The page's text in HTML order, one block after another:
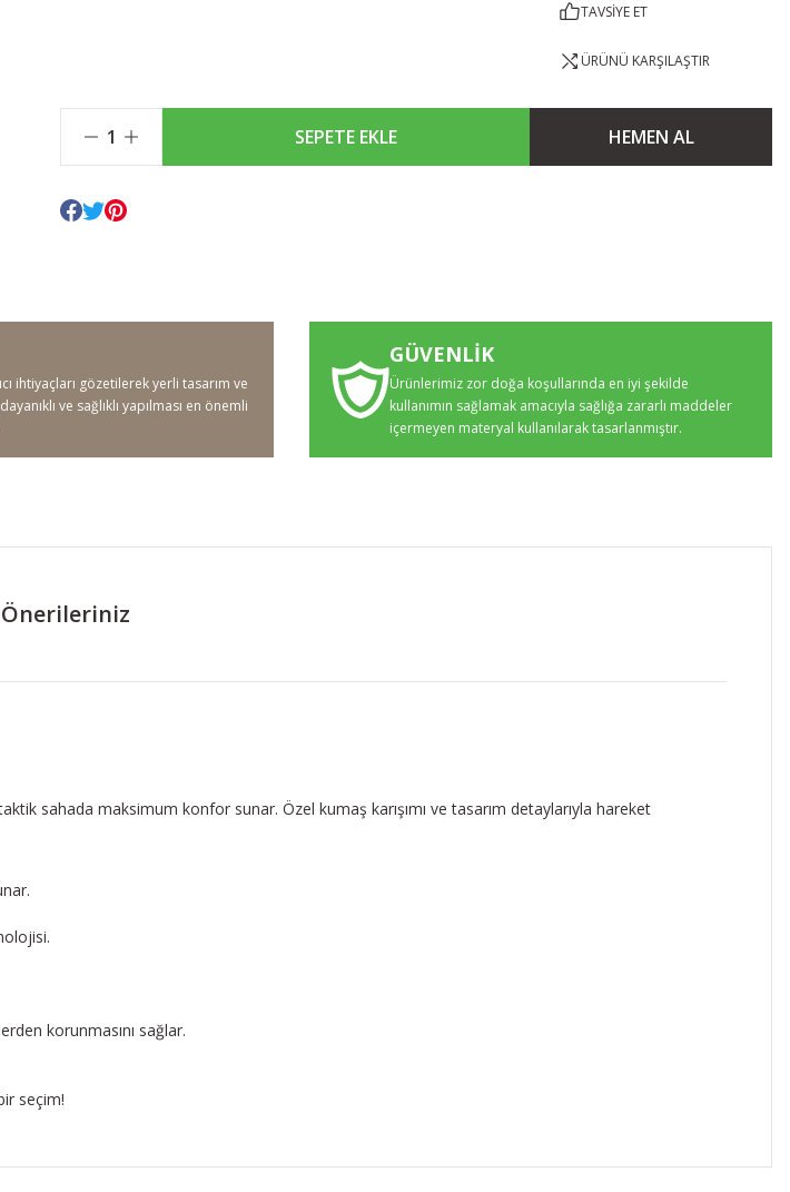
TAVSİYE ET
ÜRÜNÜ KARŞILAŞTIR
SEPETE EKLE HEMEN AL
ihtiyaçları gözetilerek yerli tasarım ve
ve sağlıklı yapılması en önemli
GÜVENLİK
Ürünlerimiz zor doğa koşullarında en iyi şekilde
kullanımın sağlamak amacıyla sağlığa zararlı maddeler
içermeyen materyal kullanılarak tasarlanmıştır.
Önerileriniz
sahada maksimum konfor sunar. Özel kumaş karışımı ve tasarım detaylarıyla hareket
korunmasını sağlar.
seçim!